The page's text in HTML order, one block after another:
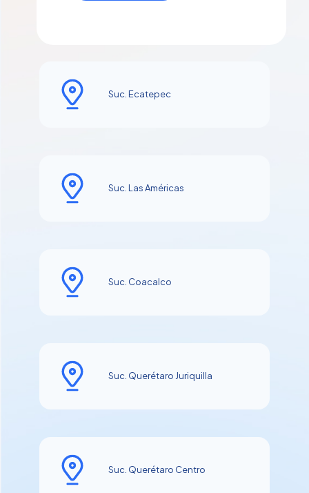
Suc. Ecatepec
Suc. Las Américas
Suc. Coacalco
Suc. Querétaro Juriquilla
Suc. Querétaro Centro